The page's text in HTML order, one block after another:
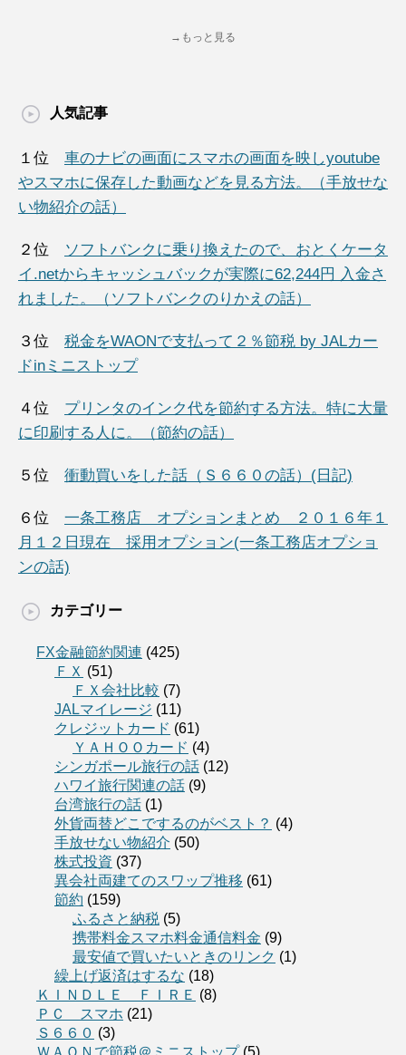
→もっと見る
人気記事
１位 車のナビの画面にスマホの画面を映しyoutube
やスマホに保存した動画などを見る方法。（手放せな
い物紹介の話）
２位
ソフトバンクに乗り換えたので、おとくケータ
イ.netからキャッシュバックが実際に62,244円 入金さ
れました。（ソフトバンクのりかえの話）
３位 税金をWAONで支払って２％節税 by JALカー
ドinミニストップ
４位 プリンタのインク代を節約する方法。特に大量
に印刷する人に。（節約の話）
５位 衝動買いをした話（Ｓ６６０の話）(日記)
６位 一条工務店 オプションまとめ ２０１６年１
月１２日現在 採用オプション(一条工務店オプショ
ンの話)
カテゴリー
FX金融節約関連 (425)
ＦＸ (51)
ＦＸ会社比較 (7)
JALマイレージ (11)
クレジットカード (61)
ＹＡＨＯＯカード (4)
シンガポール旅行の話 (12)
ハワイ旅行関連の話 (9)
台湾旅行の話 (1)
外貨両替どこでするのがベスト？ (4)
手放せない物紹介 (50)
株式投資 (37)
異会社両建てのスワップ推移 (61)
節約 (159)
ふるさと納税 (5)
携帯料金スマホ料金通信料金 (9)
最安値で買いたいときのリンク (1)
繰上げ返済はするな (18)
ＫＩＮＤＬＥ ＦＩＲＥ (8)
ＰＣ スマホ (21)
Ｓ６６０ (3)